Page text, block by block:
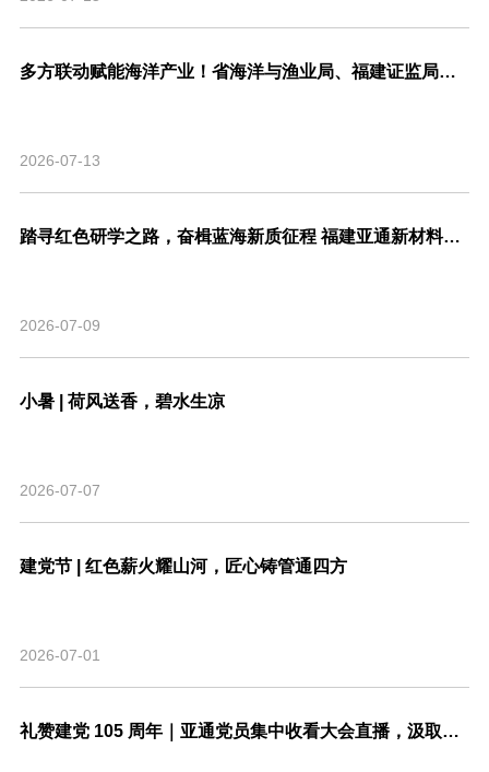
多方联动赋能海洋产业！省海洋与渔业局、福建证监局、北交所、市委金融办联合走访亚通新材料调研座谈！
2026-07-13
踏寻红色研学之路，奋楫蓝海新质征程 福建亚通新材料科技股份有限公司党支部联合福建省渔业行业协会党支部开展主题共建活动
2026-07-09
小暑 | 荷风送香，碧水生凉
2026-07-07
建党节 | 红色薪火耀山河，匠心铸管通四方
2026-07-01
礼赞建党 105 周年｜亚通党员集中收看大会直播，汲取奋进力量